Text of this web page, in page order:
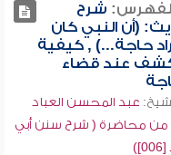
شرح
(أن النبي كان
أراد حاجة...) , كيفية
عند قضاء
عبد المحسن العباد
من محاضرة ( شرح سنن أبي